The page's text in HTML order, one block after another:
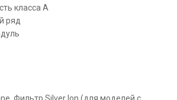
класса А
ряд
Фильтр Silver Ion (для моделей с